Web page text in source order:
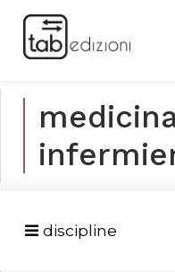
discipline